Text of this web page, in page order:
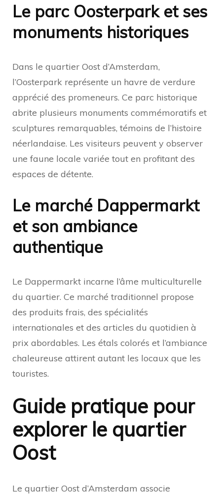
Le parc Oosterpark et ses
monuments historiques
Dans le quartier Oost d’Amsterdam,
l’Oosterpark représente un havre de verdure
apprécié des promeneurs. Ce parc historique
abrite plusieurs monuments commémoratifs et
sculptures remarquables, témoins de l’histoire
néerlandaise. Les visiteurs peuvent y observer
une faune locale variée tout en profitant des
espaces de détente.
Le marché Dappermarkt
et son ambiance
authentique
Le Dappermarkt incarne l’âme multiculturelle
du quartier. Ce marché traditionnel propose
des produits frais, des spécialités
internationales et des articles du quotidien à
prix abordables. Les étals colorés et l’ambiance
chaleureuse attirent autant les locaux que les
touristes.
Guide pratique pour
explorer le quartier
Oost
Le quartier Oost d’Amsterdam associe